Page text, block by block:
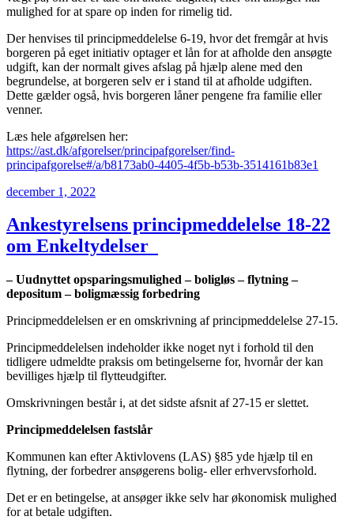
mulighed for at spare op inden for rimelig tid.
Der henvises til principmeddelelse 6-19, hvor det fremgår at hvis
borgeren på eget initiativ optager et lån for at afholde den ansøgte
udgift, kan der normalt gives afslag på hjælp alene med den
begrundelse, at borgeren selv er i stand til at afholde udgiften.
Dette gælder også, hvis borgeren låner pengene fra familie eller
venner.
Læs hele afgørelsen her:
https://ast.dk/afgorelser/principafgorelser/find-
principafgorelse#/a/b8173ab0-4405-4f5b-b53b-3514161b83e1
Udgivet
december 1, 2022
Ankestyrelsens principmeddelelse 18-22
om Enkeltydelser
– Uudnyttet opsparingsmulighed – boligløs – flytning –
depositum – boligmæssig forbedring
Principmeddelelsen er en omskrivning af principmeddelelse 27-15.
Principmeddelelsen indeholder ikke noget nyt i forhold til den
tidligere udmeldte praksis om betingelserne for, hvornår der kan
bevilliges hjælp til flytteudgifter.
Omskrivningen består i, at det sidste afsnit af 27-15 er slettet.
Principmeddelelsen fastslår
Kommunen kan efter Aktivlovens (LAS) §85 yde hjælp til en
flytning, der forbedrer ansøgerens bolig- eller erhvervsforhold.
Det er en betingelse, at ansøger ikke selv har økonomisk mulighed
for at betale udgiften.